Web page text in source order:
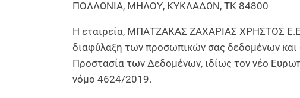
ΠΟΛΛΩΝΙΑ, ΜΗΛΟΥ, ΚΥΚΛΑΔΩΝ, ΤΚ 84800
Η εταιρεία, ΜΠΑΤΖΑΚΑΣ ΖΑΧΑΡΙΑΣ ΧΡΗΣΤΟΣ Ε.Ε,
διαφύλαξη των προσωπικών σας δεδομένων και
Προστασία των Δεδομένων, ιδίως τον νέο
νόμο 4624/2019.